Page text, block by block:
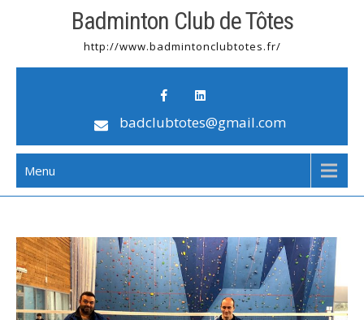
Badminton Club de Tôtes
http://www.badmintonclubtotes.fr/
badclubtotes@gmail.com
Menu